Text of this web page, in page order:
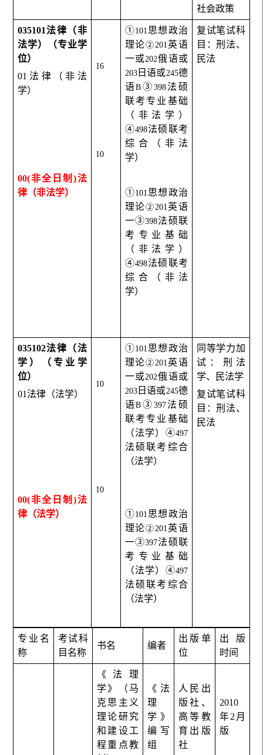
社会政策
035101法律（非
法学）（专业学
位）
01 法律（非法
学）
00(非全日制)法
律（非法学）
16
10
①101 思想政治
理论② 201 英语
一或202俄语或
203日语或245德
语B ③ 398法硕
联考专业基础
（非法学）
④498法硕联考
综合（非法
学）
①101 思想政治
理论② 201 英语
一③398法硕联
考专业基础
（非法学）
④498法硕联考
综合（非法
学）
复试笔试科
目：刑法、
民法
035102法律（法
学）（专业学
位）
01法律（法学）
00(非全日制)法
律（法学）
10
10
①101 思想政治
理论② 201 英语
一或202俄语或
203日语或245德
语B ③ 397法硕
联考专业基础
（法学）④497
法硕联考综合
（法学）
①101 思想政治
理论② 201 英语
一③397法硕联
考专业基础
（法学）④497
法硕联考综合
（法学）
同等学力加
试：刑法
学、民法学
复试笔试科
目：刑法、
民法
专业名
称
考试科
目名称
书名 编者
出版单
位
出版
时间
《法理
学》（马
克思主义
理论研究
和建设工
程重点教
《法
理
学》
编写
组
人民出
版社、
高等教
育出版
社
2010
年2月
版